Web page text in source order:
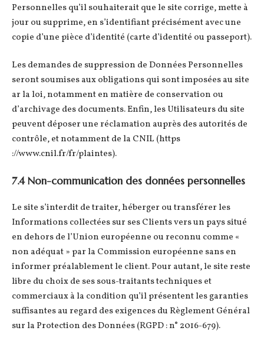
Personnelles qu’il souhaiterait que le site corrige, mette à
jour ou supprime, en s’identifiant précisément avec une
copie d’une pièce d’identité (carte d’identité ou passeport).
Les demandes de suppression de Données Personnelles
seront soumises aux obligations qui sont imposées au site
ar la loi, notamment en matière de conservation ou
d’archivage des documents. Enfin, les Utilisateurs du site
peuvent déposer une réclamation auprès des autorités de
contrôle, et notamment de la CNIL (https
://www.cnil.fr/fr/plaintes).
7.4 Non-communication des données personnelles
Le site s’interdit de traiter, héberger ou transférer les
Informations collectées sur ses Clients vers un pays situé
en dehors de l’Union européenne ou reconnu comme «
non adéquat » par la Commission européenne sans en
informer préalablement le client. Pour autant, le site reste
libre du choix de ses sous-traitants techniques et
commerciaux à la condition qu’il présentent les garanties
suffisantes au regard des exigences du Règlement Général
sur la Protection des Données (RGPD : n° 2016-679).